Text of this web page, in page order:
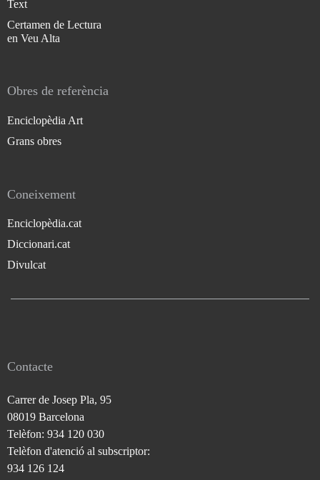
Text
Certamen de Lectura
en Veu Alta
Obres de referència
Enciclopèdia Art
Grans obres
Coneixement
Enciclopèdia.cat
Diccionari.cat
Divulcat
Contacte
Carrer de Josep Pla, 95
08019 Barcelona
Telèfon: 934 120 030
Telèfon d'atenció al subscriptor:
934 126 124